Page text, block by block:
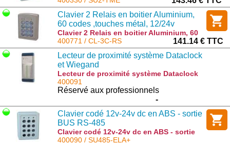
TME
Clavier 2 Relais en boitier Aluminium,
60 codes ,touches métal, 12/24v
Clavier 2 Relais en boitier Aluminium, 60
codes ,touches métal, 12/24v : CL-3C-RS
400771 / CL-3C-RS
141.14 € TTC
Lecteur de proximité système Dataclock
et Wiegand
Lecteur de proximité système Dataclock
et Wiegand : TPROX-WDT
400091
Réservé aux professionnels
-
Clavier codé 12v-24v dc en ABS - sortie
BUS RS-485
Clavier codé 12v-24v dc en ABS - sortie
BUS RS-485 : SU485-ELA+
400090 / SU485-ELA+